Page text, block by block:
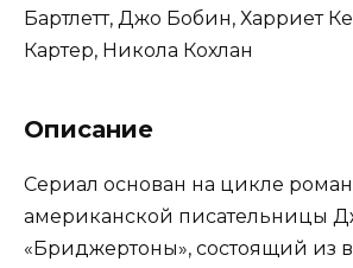
Бартлетт, Джо Бобин, Харриет
Картер, Никола Кохлан
Описание
Сериал основан на цикле
американской писательницы
«Бриджертоны», состоящий из